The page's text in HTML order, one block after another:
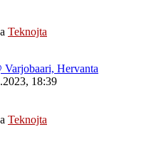
Teknojta
Hervanta
18:39
Teknojta